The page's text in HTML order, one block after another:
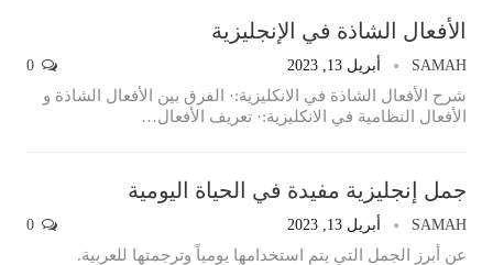
الأفعال الشاذة في الإنجليزية
SAMAH أبريل 13, 2023
شرح الأفعال الشاذة في الانكليزية:· الفرق بين الأفعال الشاذة و
الأفعال النظامية في الانكليزية:· تعريف الأفعال…
جمل إنجليزية مفيدة في الحياة اليومية
SAMAH أبريل 13, 2023
عن أبرز الجمل التي يتم استخدامها يومياً وترجمتها للعربية.